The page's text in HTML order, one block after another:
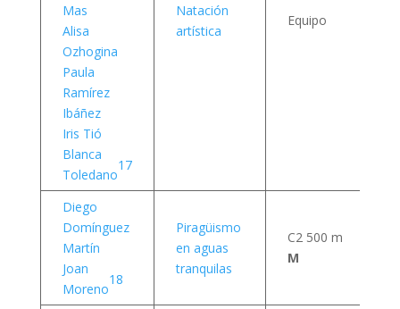
Mas
Alisa
Ozhogina
Paula
Ramírez
Ibáñez
Iris Tió
Blanca
Toledano
17
Natación
artística
Equipo
Diego
Domínguez
Martín
Joan
Moreno
18
Piragüismo
en aguas
tranquilas
C2 500 m
M